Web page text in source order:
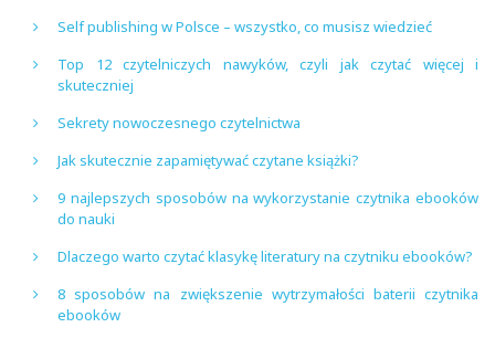
Self publishing w Polsce – wszystko, co musisz wiedzieć
Top 12 czytelniczych nawyków, czyli jak czytać więcej i
skuteczniej
Sekrety nowoczesnego czytelnictwa
Jak skutecznie zapamiętywać czytane książki?
9 najlepszych sposobów na wykorzystanie czytnika ebooków
do nauki
Dlaczego warto czytać klasykę literatury na czytniku ebooków?
8 sposobów na zwiększenie wytrzymałości baterii czytnika
ebooków